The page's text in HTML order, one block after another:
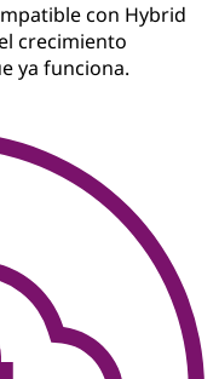
con Hybrid
crecimiento
ya funciona.